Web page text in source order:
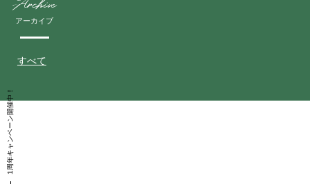
1周年キャンペーン開催中！
アーカイブ
すべて